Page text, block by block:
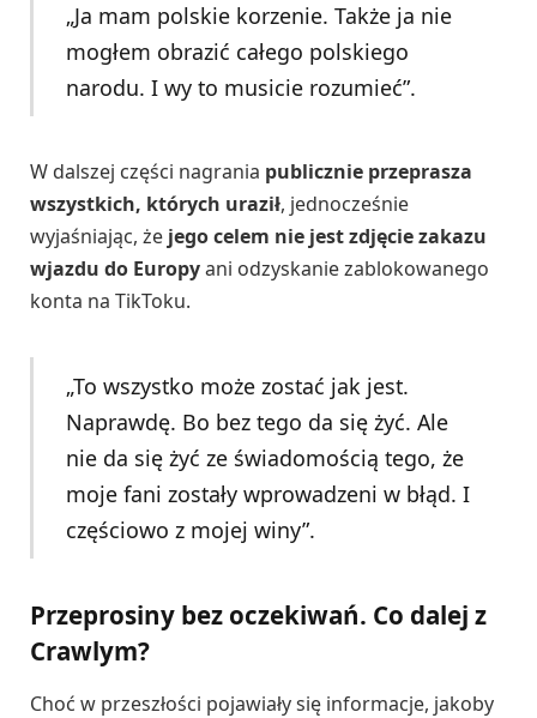
„Ja mam polskie korzenie. Także ja nie
mogłem obrazić całego polskiego
narodu. I wy to musicie rozumieć”.
W dalszej części nagrania publicznie przeprasza
wszystkich, których uraził, jednocześnie
wyjaśniając, że jego celem nie jest zdjęcie zakazu
wjazdu do Europyani odzyskanie zablokowanego
konta na TikToku.
„To wszystko może zostać jak jest.
Naprawdę. Bo bez tego da się żyć. Ale
nie da się żyć ze świadomością tego, że
moje fani zostały wprowadzeni w błąd. I
częściowo z mojej winy”.
Przeprosiny bez oczekiwań. Co dalej z
Crawlym?
Choć w przeszłości pojawiały się informacje, jakoby